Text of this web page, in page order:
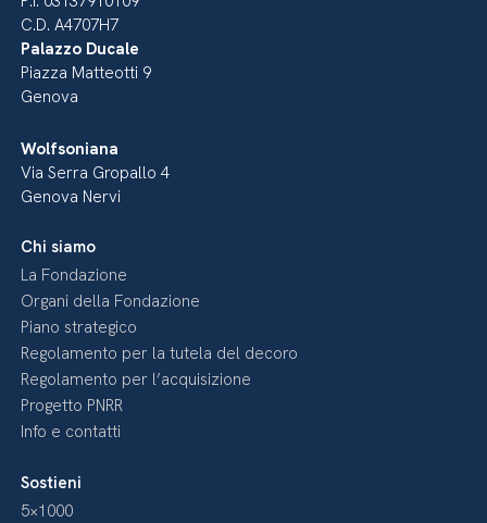
C.D. A4707H7
Palazzo Ducale
Piazza Matteotti 9
Genova
Wolfsoniana
Via Serra Gropallo 4
Genova Nervi
Chi siamo
La Fondazione
Organi della Fondazione
Piano strategico
Regolamento per la tutela del decoro
Regolamento per l’acquisizione
Progetto PNRR
Info e contatti
Sostieni
5×1000